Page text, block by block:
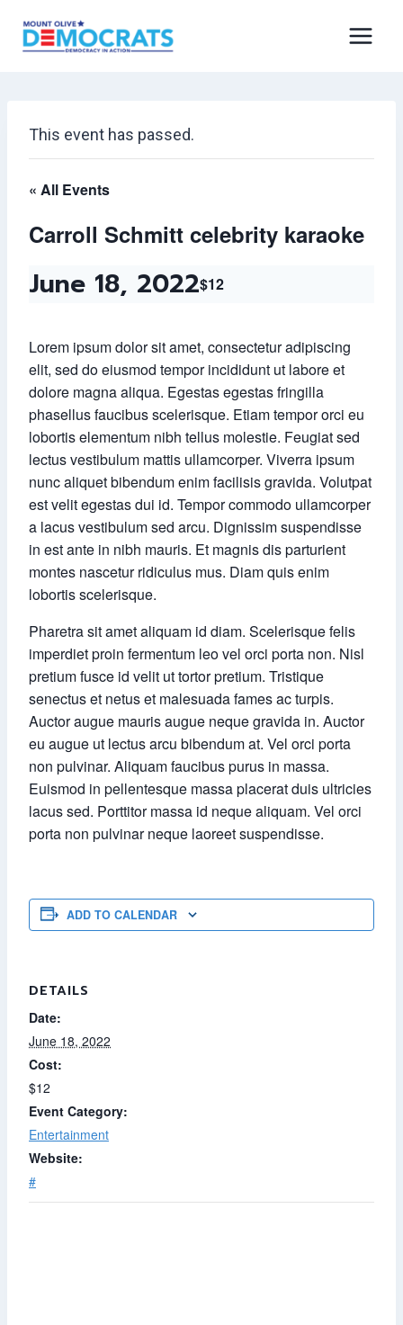
This event has passed.
« All Events
Carroll Schmitt celebrity karaoke
June 18, 2022$12
Lorem ipsum dolor sit amet, consectetur adipiscing
elit, sed do eiusmod tempor incididunt ut labore et
dolore magna aliqua. Egestas egestas fringilla
phasellus faucibus scelerisque. Etiam tempor orci eu
lobortis elementum nibh tellus molestie. Feugiat sed
lectus vestibulum mattis ullamcorper. Viverra ipsum
nunc aliquet bibendum enim facilisis gravida. Volutpat
est velit egestas dui id. Tempor commodo ullamcorper
a lacus vestibulum sed arcu. Dignissim suspendisse
in est ante in nibh mauris. Et magnis dis parturient
montes nascetur ridiculus mus. Diam quis enim
lobortis scelerisque.
Pharetra sit amet aliquam id diam. Scelerisque felis
imperdiet proin fermentum leo vel orci porta non. Nisl
pretium fusce id velit ut tortor pretium. Tristique
senectus et netus et malesuada fames ac turpis.
Auctor augue mauris augue neque gravida in. Auctor
eu augue ut lectus arcu bibendum at. Vel orci porta
non pulvinar. Aliquam faucibus purus in massa.
Euismod in pellentesque massa placerat duis ultricies
lacus sed. Porttitor massa id neque aliquam. Vel orci
porta non pulvinar neque laoreet suspendisse.
ADD TO CALENDAR
DETAILS
Date:
June 18, 2022
Cost:
$12
Event Category:
Entertainment
Website:
#